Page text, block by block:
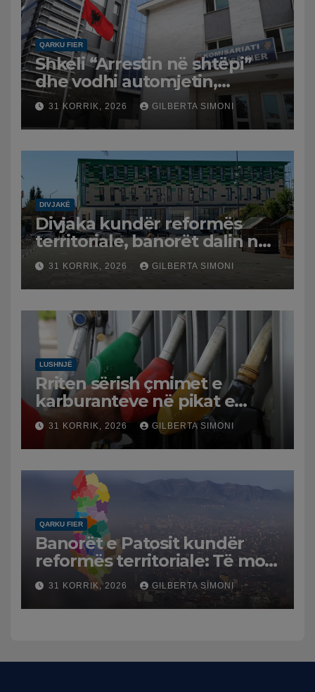
QARKU FIER
Shkeli “Arrestin në shtëpi”
dhe vodhi automjetin,
arrestohet 43-vjeçari
31 KORRIK, 2026 GILBERTA SIMONI
DIVJAKË
Divjaka kundër reformës
territoriale, banorët dalin në
protestë.
31 KORRIK, 2026 GILBERTA SIMONI
LUSHNJË
Rriten sërish çmimet e
karburanteve në pikat e
karburanteve në Lushnjë.
Tensionet në Lindjen e
Mesme shtrenjtojnë naftën
dhe benzinën në vend
31 KORRIK, 2026 GILBERTA SIMONI
QARKU FIER
Banorët e Patosit kundër
reformës territoriale: Të mos
humbasim identitetin e
qytetit
31 KORRIK, 2026 GILBERTA SIMONI